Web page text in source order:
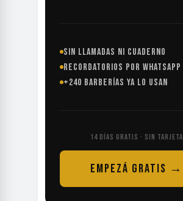
SIN LLAMADAS NI CUADERNO
RECORDATORIOS POR WHATSAPP
+240 BARBERÍAS YA LO USAN
14 DÍAS GRATIS · SIN TARJETA
EMPEZÁ GRATIS →